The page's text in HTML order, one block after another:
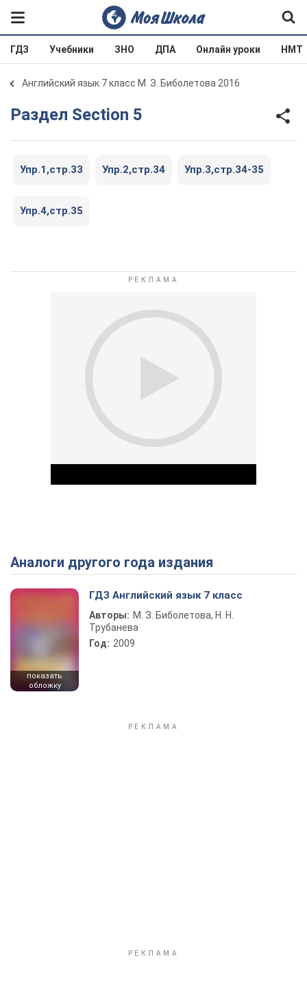
ГДЗ Учебники ЗНО ДПА Онлайн уроки НМТ
Английский язык 7 класс М. З. Биболетова 2016
Раздел Section 5
Упр.1,стр.33 Упр.2,стр.34 Упр.3,стр.34-35
Упр.4,стр.35
Play Video
Аналоги другого года издания
показать
обложку
ГДЗ Английский язык 7 класс
Авторы: М. З. Биболетова, Н. Н.
Трубанева
Год: 2009